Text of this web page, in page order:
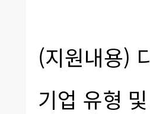
(지원내용)
기업 유형